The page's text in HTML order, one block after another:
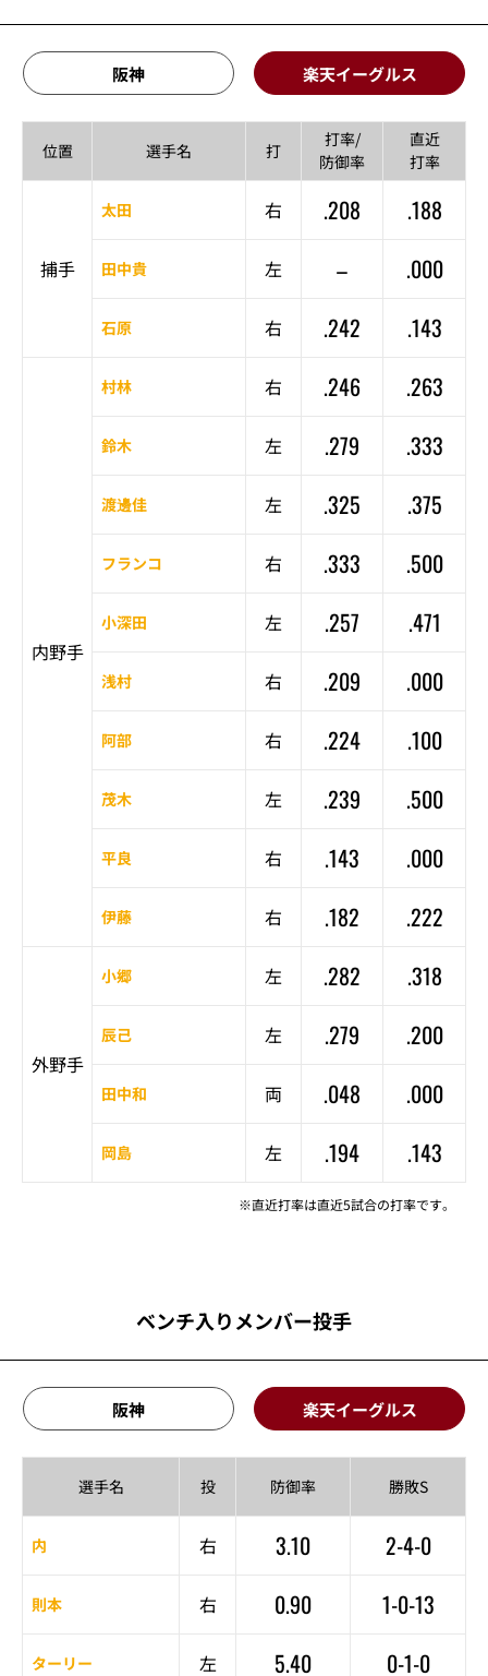
阪神 楽天イーグルス
位置 選手名 打
打率/
防御率
直近
打率
捕手
太田 右 .208 .188
田中貴 左 – .000
石原 右 .242 .143
内野手
村林 右 .246 .263
鈴木 左 .279 .333
渡邊佳 左 .325 .375
フランコ 右 .333 .500
小深田 左 .257 .471
浅村 右 .209 .000
阿部 右 .224 .100
茂木 左 .239 .500
平良 右 .143 .000
伊藤 右 .182 .222
外野手
小郷 左 .282 .318
辰己 左 .279 .200
田中和 両 .048 .000
岡島 左 .194 .143
※直近打率は直近5試合の打率です。
ベンチ入りメンバー投手
阪神 楽天イーグルス
選手名 投 防御率 勝敗S
内 右 3.10 2-4-0
則本 右 0.90 1-0-13
ターリー 左 5.40 0-1-0